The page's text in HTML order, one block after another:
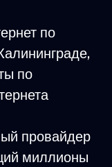
по
по
провайдер
миллионы